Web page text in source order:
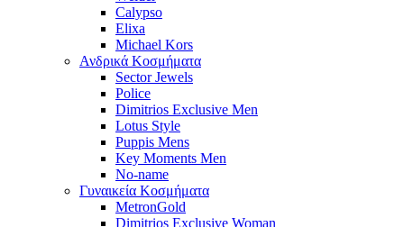
Calypso
Elixa
Michael Kors
Ανδρικά Κοσμήματα
Sector Jewels
Police
Dimitrios Exclusive Men
Lotus Style
Puppis Mens
Key Moments Men
No-name
Γυναικεία Κοσμήματα
MetronGold
Dimitrios Exclusive Woman